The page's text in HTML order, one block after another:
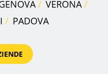
VERONA
PADOVA